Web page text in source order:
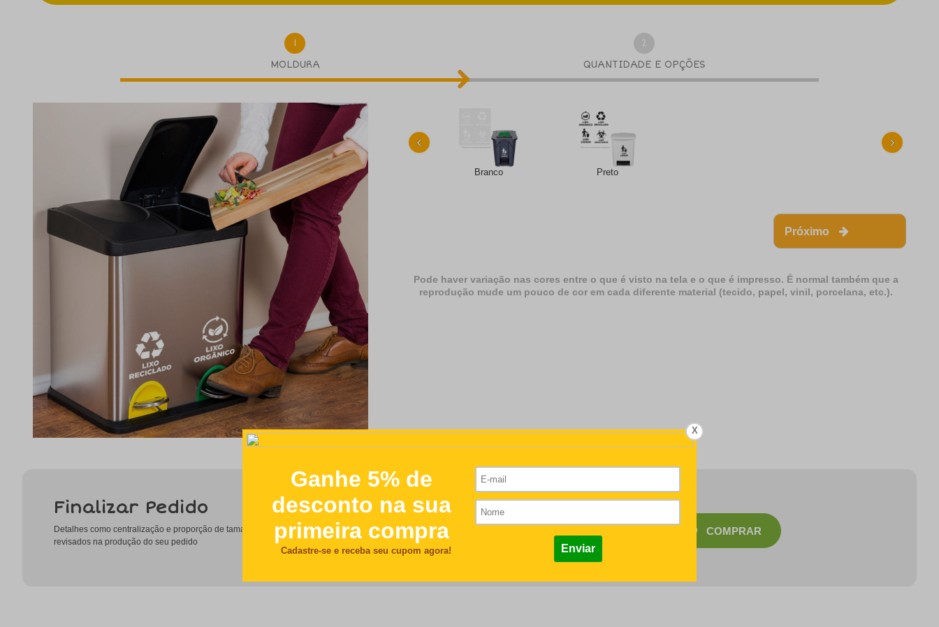
1
MOLDURA
2
QUANTIDADE E OPÇÕES
Branco Preto
‹ ›
Próximo
Pode haver variação nas cores entre o que é visto na tela e o que é impresso. É normal também que a
reprodução mude um pouco de cor em cada diferente material (tecido, papel, vinil, porcelana, etc.).
Finalizar Pedido
Detalhes como centralização e proporção de tamanho do desenho/nome serão
revisados na produção do seu pedido
R$76,00 COMPRAR
X